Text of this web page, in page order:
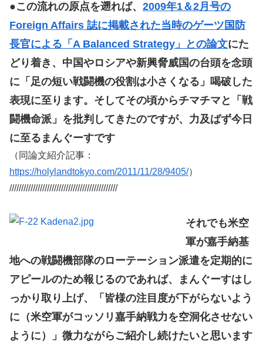
●この流れの原点を遡れば、 2009年1＆2月号の
Foreign Affairs 誌に掲載された当時のゲーツ国防
長官による「A Balanced Strategy」との論文にた
どり着き、中国やロシアや新興脅威国の台頭を念頭
に「足の短い戦闘機の役割は小さくなる」喝破した
表現に至ります。そしてその頃からチマチマと「戦
闘機命派」を批判してきたのですが、力及ばず今日
に至るまんぐーすです
（同論文紹介記事：
https://holylandtokyo.com/2011/11/28/9405/）
//////////////////////////////////////////////
それでも米空
軍が嘉手納基
地への戦闘機部隊のローテーション派遣を定期的に
アピールのため報じるのであれば、まんぐーすはし
っかり取り上げ、「皆様の注目度が下がらないよう
に（米空軍がコッソリ嘉手納戦力を空洞化させない
ように）」微力ながらご紹介し続けたいと思います